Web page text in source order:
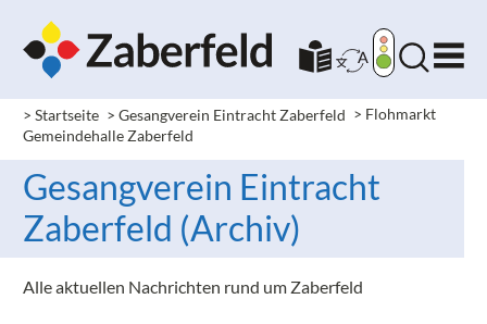
> Startseite > Gesangverein Eintracht Zaberfeld > Flohmarkt
Gemeindehalle Zaberfeld
Gesangverein Eintracht
Zaberfeld (Archiv)
Alle aktuellen Nachrichten rund um Zaberfeld